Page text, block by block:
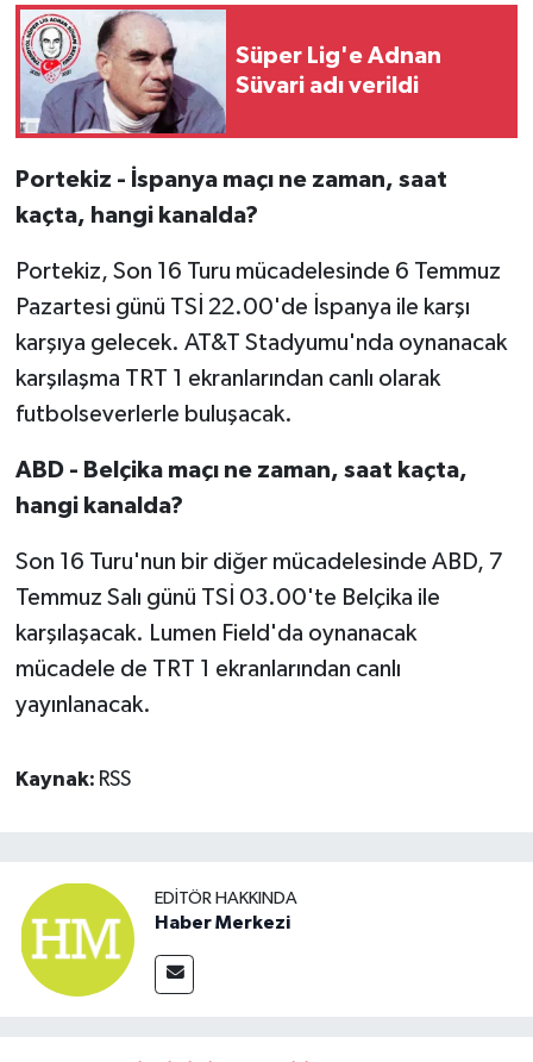
Süper Lig'e Adnan
Süvari adı verildi
Portekiz - İspanya maçı ne zaman, saat
kaçta, hangi kanalda?
Portekiz, Son 16 Turu mücadelesinde 6 Temmuz
Pazartesi günü TSİ 22.00'de İspanya ile karşı
karşıya gelecek. AT&T Stadyumu'nda oynanacak
karşılaşma TRT 1 ekranlarından canlı olarak
futbolseverlerle buluşacak.
ABD - Belçika maçı ne zaman, saat kaçta,
hangi kanalda?
Son 16 Turu'nun bir diğer mücadelesinde ABD, 7
Temmuz Salı günü TSİ 03.00'te Belçika ile
karşılaşacak. Lumen Field'da oynanacak
mücadele de TRT 1 ekranlarından canlı
yayınlanacak.
Kaynak: RSS
EDITÖR HAKKINDA
Haber Merkezi